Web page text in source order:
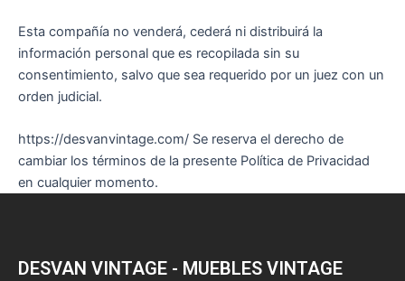
Esta compañía no venderá, cederá ni distribuirá la
información personal que es recopilada sin su
consentimiento, salvo que sea requerido por un juez con un
orden judicial.
https://desvanvintage.com/ Se reserva el derecho de
cambiar los términos de la presente Política de Privacidad
en cualquier momento.
DESVAN VINTAGE - MUEBLES VINTAGE